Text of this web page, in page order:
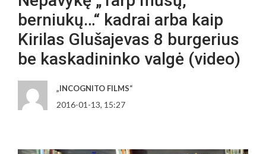
berniukų…“ kadrai arba kaip
Kirilas Glušajevas 8 burgerius
be kaskadininko valgė (video)
„INCOGNITO FILMS“
2016-01-13, 15:27